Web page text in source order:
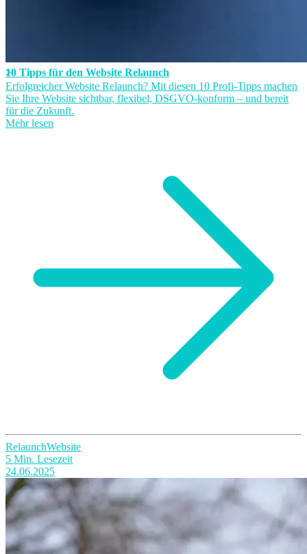
10 Tipps für den Website Relaunch
Erfolgreicher Website Relaunch? Mit diesen 10 Profi-Tipps machen
Sie Ihre Website sichtbar, flexibel, DSGVO-konform – und bereit
für die Zukunft.
Mehr lesen
RelaunchWebsite
5 Min. Lesezeit
24.06.2025